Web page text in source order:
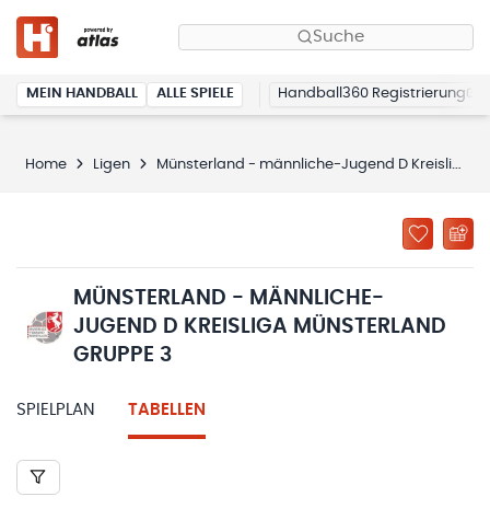
Suche
MEIN HANDBALL ALLE SPIELE Handball360 Registrierung
Home Ligen Münsterland - männliche-Jugend D Kreisliga Münsterland Gruppe 3
MÜNSTERLAND - MÄNNLICHE-
JUGEND D KREISLIGA MÜNSTERLAND
GRUPPE 3
SPIELPLAN TABELLEN